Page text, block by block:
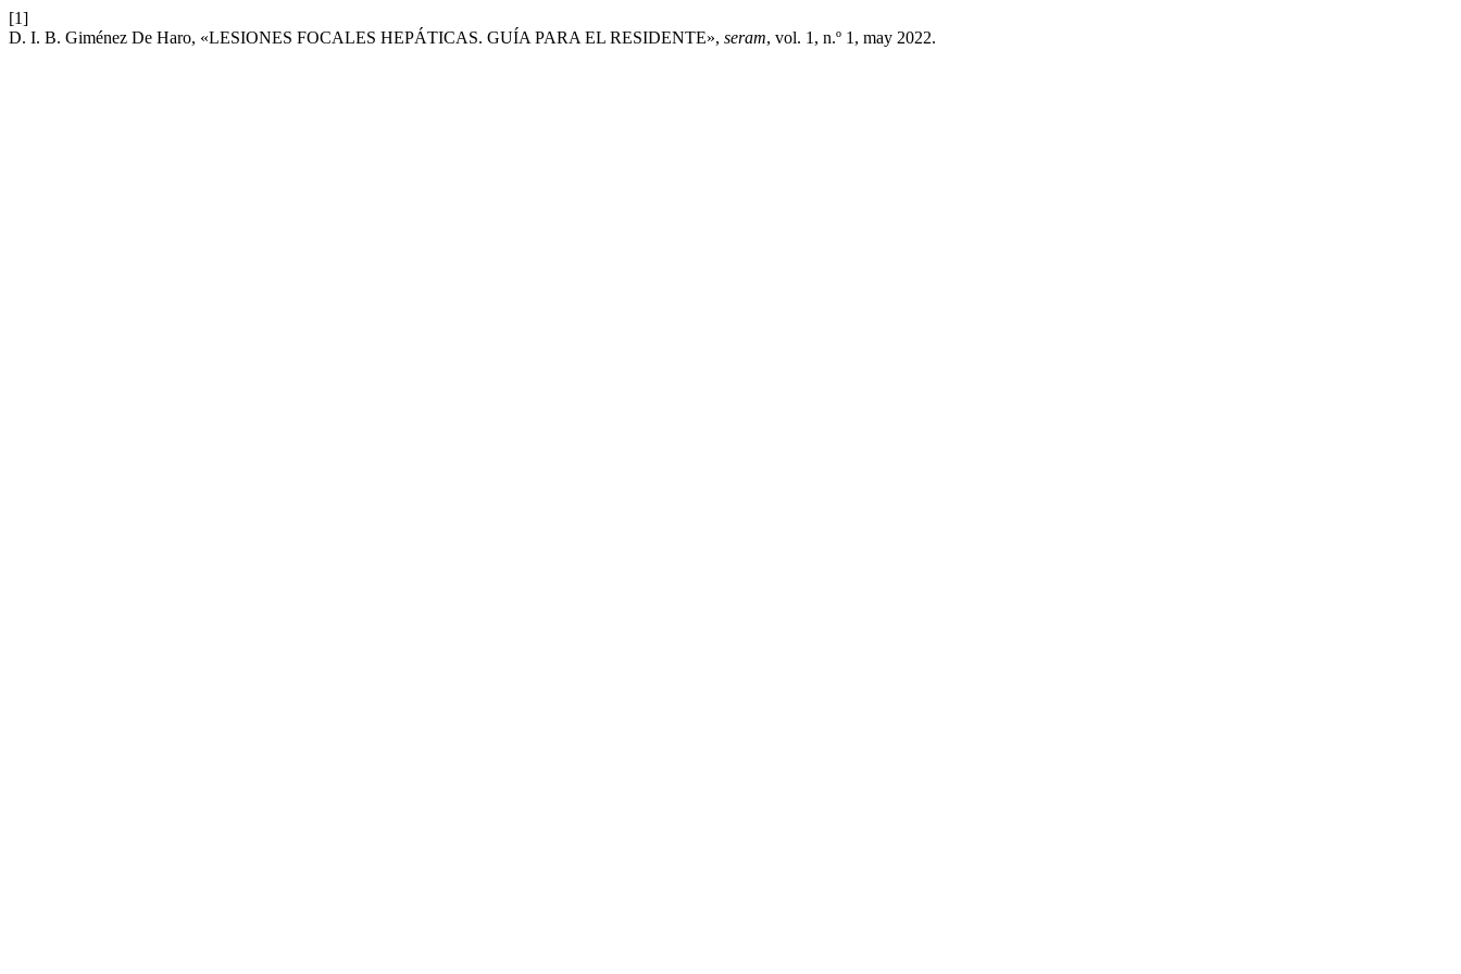
[1]
D. I. B. Giménez De Haro, «LESIONES FOCALES HEPÁTICAS. GUÍA PARA EL RESIDENTE», seram, vol. 1, n.º 1, may 2022.